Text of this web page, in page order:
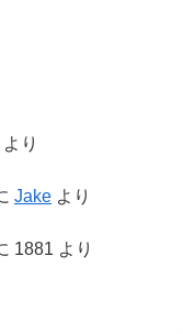
より
Jake より
1881 より